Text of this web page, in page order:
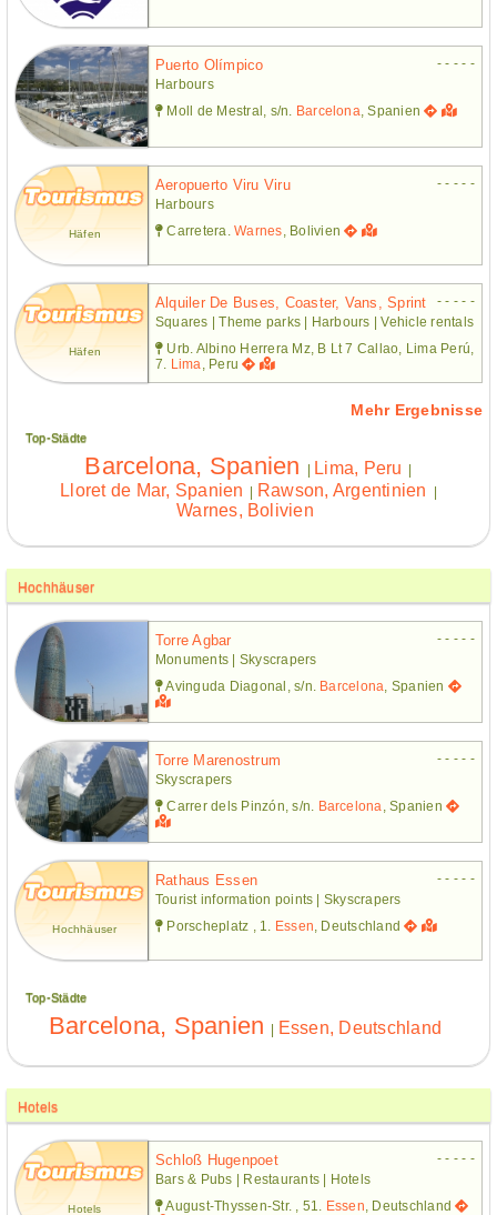
Puerto Olímpico
- - - - -
Harbours
Moll de Mestral, s/n. Barcelona , Spanien
Häfen
Aeropuerto Viru Viru
- - - - -
Harbours
Carretera.Warnes , Bolivien
Häfen
Alquiler De Buses, Coaster, Vans, Sprint
- - - - -
Squares | Theme parks | Harbours | Vehicle rentals
Urb. Albino Herrera Mz, B Lt 7 Callao, Lima Perú,
7. Lima , Peru
Mehr Ergebnisse
Top-Städte
Barcelona, Spanien | Lima, Peru |
Lloret de Mar, Spanien | Rawson, Argentinien |
Warnes, Bolivien
Hochhäuser
Torre Agbar
- - - - -
Monuments | Skyscrapers
Avinguda Diagonal, s/n. Barcelona , Spanien
Torre Marenostrum
- - - - -
Skyscrapers
Carrer dels Pinzón, s/n.
Barcelona , Spanien
Hochhäuser
Rathaus Essen
- - - - -
Tourist information points | Skyscrapers
Porscheplatz , 1. Essen , Deutschland
Top-Städte
Barcelona, Spanien | Essen, Deutschland
Hotels
Hotels
Schloß Hugenpoet
- - - - -
Bars & Pubs | Restaurants | Hotels
August-Thyssen-Str. , 51. Essen , Deutschland